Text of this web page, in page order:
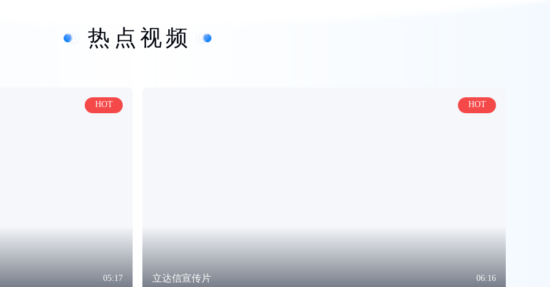
热点视频
HOT
05:17
HOT
立达信宣传片 06:16